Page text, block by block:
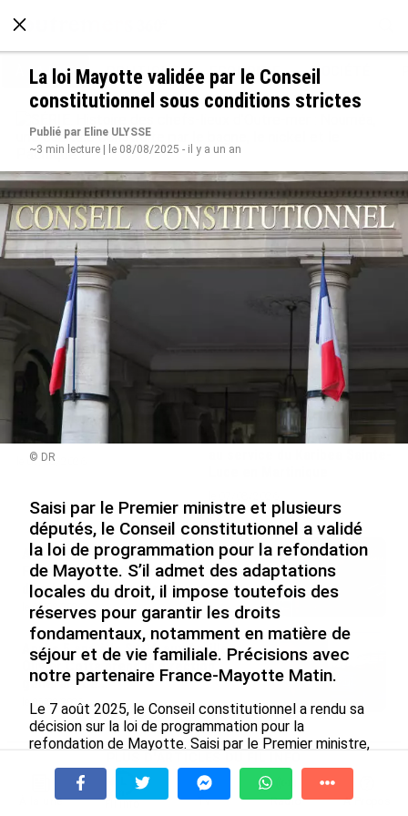
À LA UNE POLITIQUE ECONOMIE SOCIÉTÉ
SÉRIE. Histoire des chefs-lieux d’Outre-mer :
Nouméa, une capitale construite par le bagne,
le nickel et le Pacifique
le 08/08/2026
Rapport 2025 de l’Ifremer :
un engagement décisif dans
les Outre-mer
le 07/08/2026
De Messi à Trump :
l’expérience internationale
du Martiniquais Benoît Etinof
Avec VEENI, le Guadeloupéen Yanis
Foy entend participer au
développement tourist...
le 06/08/2026
Après 5 ans à la SARA aux Antilles,
Olivier Cotta prend la direction
générale de...
le 05/08/2026
À la une Tv Radio A Propos
La loi Mayotte validée par le Conseil
constitutionnel sous conditions strictes
Publié par Eline ULYSSE
~3 min lecture | le 08/08/2025 - il y a un an
© DR
Saisi par le Premier ministre et plusieurs
députés, le Conseil constitutionnel a validé
la loi de programmation pour la refondation
de Mayotte. S’il admet des adaptations
locales du droit, il impose toutefois des
réserves pour garantir les droits
fondamentaux, notamment en matière de
séjour et de vie familiale. Précisions avec
notre partenaire France-Mayotte Matin.
Le 7 août 2025, le Conseil constitutionnel a rendu sa
décision sur la loi de programmation pour la
refondation de Mayotte. Saisi par le Premier ministre,
l’ensemble du texte, à l’exception de quelques
dispositions interprétées sous réserve de conformité